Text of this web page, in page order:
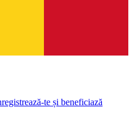
te și beneficiază